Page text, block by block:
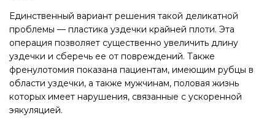
Единственный вариант решения такой деликатной
проблемы — пластика уздечки крайней плоти. Эта
операция позволяет существенно увеличить длину
уздечки и сберечь ее от повреждений. Также
френулотомия показана пациентам, имеющим рубцы в
области уздечки, а также мужчинам, половая жизнь
которых имеет нарушения, связанные с ускоренной
эякуляцией.